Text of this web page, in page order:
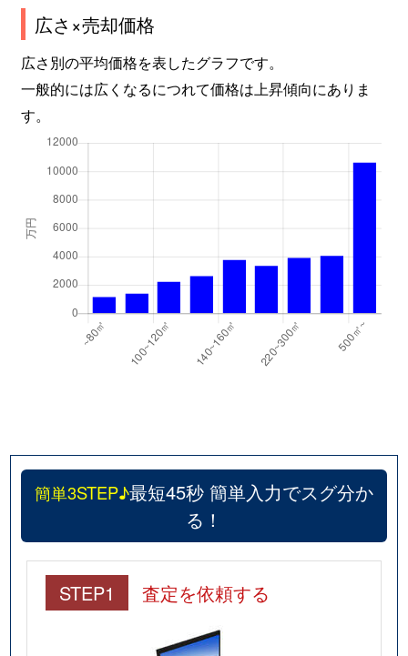
広さ×売却価格
広さ別の平均価格を表したグラフです。
一般的には広くなるにつれて価格は上昇傾向にありま
す。
簡単3STEP♪最短45秒 簡単入力でスグ分か
る！
STEP1 査定を依頼する